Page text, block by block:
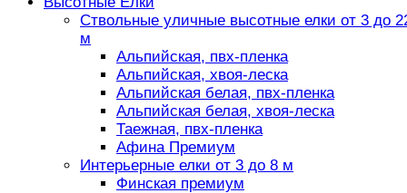
Ствольные уличные высотные елки от 3 до
м
Альпийская, пвх-пленка
Альпийская, хвоя-леска
Альпийская белая, пвх-пленка
Альпийская белая, хвоя-леска
Таежная, пвх-пленка
Афина Премиум
Интерьерные елки от 3 до 8 м
Финская премиум